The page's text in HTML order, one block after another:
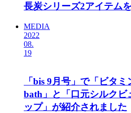
長炭シリーズ2アイテム
MEDIA
2022
08.
19
「bis 9月号」で「ビタ
bath」と「口元シルクビ
ップ」が紹介されました